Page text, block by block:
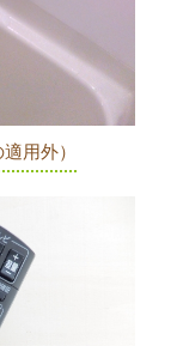
用外）